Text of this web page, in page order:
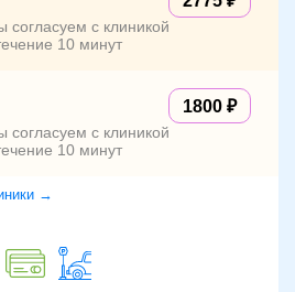
согласуем с клиникой
10 минут
1800
согласуем с клиникой
10 минут
→